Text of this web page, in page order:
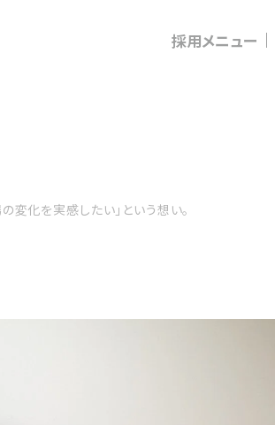
採用メニュー
変化を実感したい」という想い。